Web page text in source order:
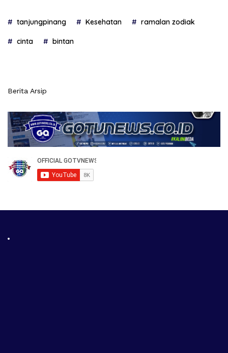
tanjungpinang Kesehatan ramalan zodiak
cinta bintan
Berita Arsip